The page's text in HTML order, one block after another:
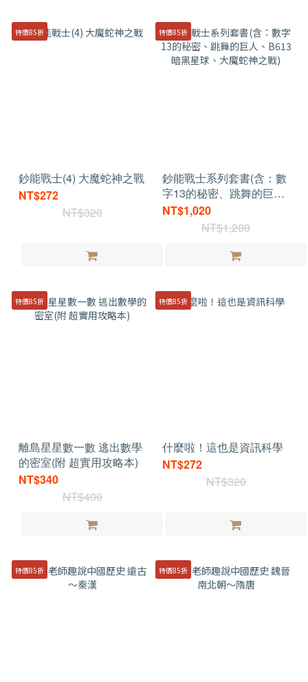
特價85折
鈔能戰士(4) 大魔蛇神之戰
NT$272
NT$320
特價85折
鈔能戰士系列套書(含：數
字13的秘密、跳舞的巨
人、B613暗黑星球、大魔
蛇神之戰)
NT$1,020
NT$1,200
特價85折
離島星星數一數 逃出數學
的密室(附 超實用攻略本)
NT$340
NT$400
特價85折
什麼啦！這也是資訊科學
NT$272
NT$320
特價85折 特價85折